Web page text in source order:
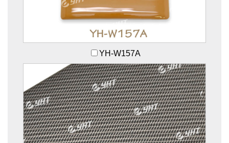
YH-W157A